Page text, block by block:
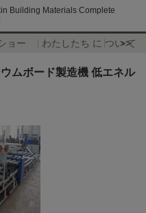
Building Materials Complete
ョー わたしたち に つい て
>>
ムボード製造機 低エネル